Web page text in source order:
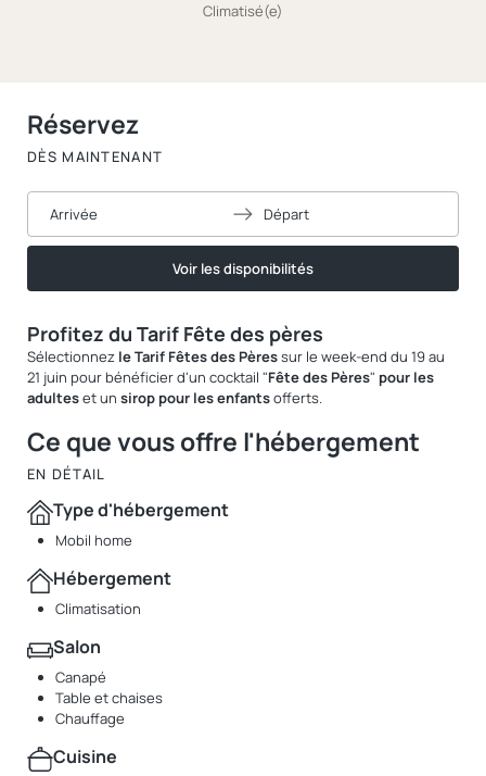
Climatisé(e)
Profitez du Tarif Fête des pères
Sélectionnez le Tarif Fêtes des Pèressur le week-end du 19 au
21 juin pour bénéficier d'un cocktail "Fête des Pères" pour les
adulteset un sirop pour les enfantsofferts.
Ce que vous offre l'hébergement
EN DÉTAIL
Type d'hébergement
Mobil home
Hébergement
Climatisation
Salon
Canapé
Table et chaises
Chauffage
Cuisine
Réservez
DÈS MAINTENANT
Arrivée Départ
Voir les disponibilités